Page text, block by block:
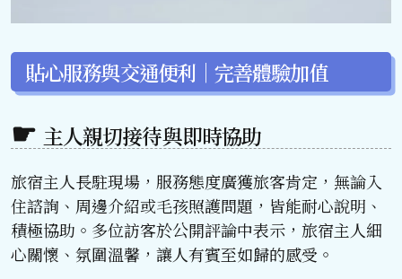
貼心服務與交通便利｜完善體驗加值
主人親切接待與即時協助
旅宿主人長駐現場，服務態度廣獲旅客肯定，無論入
住諮詢、周邊介紹或毛孩照護問題，皆能耐心說明、
積極協助。多位訪客於公開評論中表示，旅宿主人細
心關懷、氛圍溫馨，讓人有賓至如歸的感受。